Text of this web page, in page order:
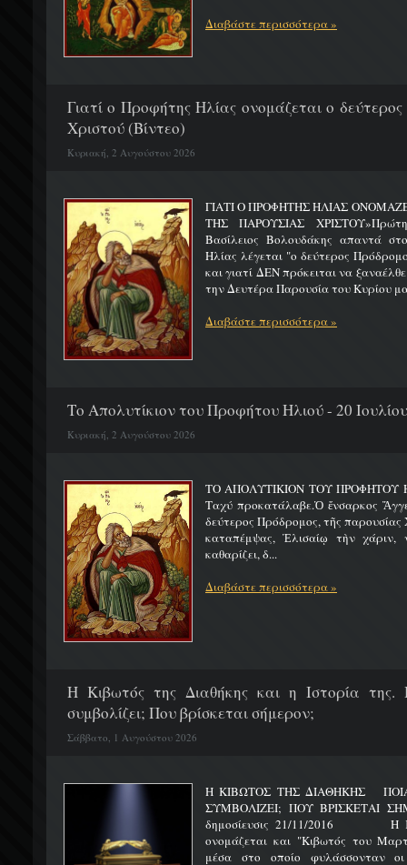
Διαβάστε περισσότερα »
Γιατί ο Προφήτης Ηλίας ονομάζεται ο
Χριστού (Βίντεο)
Κυριακή, 2 Αυγούστου 2026
ΓΙΑΤΙ Ο ΠΡΟΦΗΤΗΣ ΗΛΙΑΣ
ΤΗΣ ΠΑΡΟΥΣΙΑΣ
Βασίλειος Βολουδάκης απαντά
Ηλίας λέγεται "ο δεύτερος
και γιατί ΔΕΝ πρόκειται να
την Δευτέρα Παρουσία του Κυρίου
Διαβάστε περισσότερα »
Το Απολυτίκιον του Προφήτου Ηλιού - 20 Ιουλίου
Κυριακή, 2 Αυγούστου 2026
ΤΟ ΑΠΟΛΥΤΙΚΙΟΝ ΤΟΥ ΠΡΟΦΗΤΟΥ
Ταχύ προκατάλαβε.Ὁ ἔνσαρκος
δεύτερος Πρόδρομος, τῆς παρουσίας
καταπέμψας, Ἐλισαίῳ τὴν χάριν,
καθαρίζει, δ...
Διαβάστε περισσότερα »
H Κιβωτός της Διαθήκης και η Ιστορία της.
συμβολίζει; Που βρίσκεται σήμερον;
Σάββατο, 1 Αυγούστου 2026
Η ΚΙΒΩΤΟΣ ΤΗΣ ΔΙΑΘΗΚΗΣ
ΣΥΜΒΟΛΙΖΕΙ; ΠΟΥ
δημοσίευσις 21/11/2016 Η
ονομάζεται και "Κιβωτός του
μέσα στο οποίο φυλάσσονταν